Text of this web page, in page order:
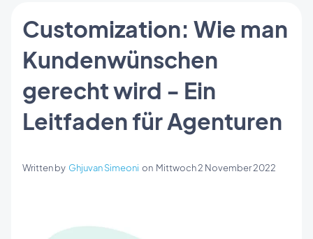
Customization: Wie man
Kundenwünschen
gerecht wird - Ein
Leitfaden für Agenturen
Written by Ghjuvan Simeoni on Mittwoch 2 November 2022